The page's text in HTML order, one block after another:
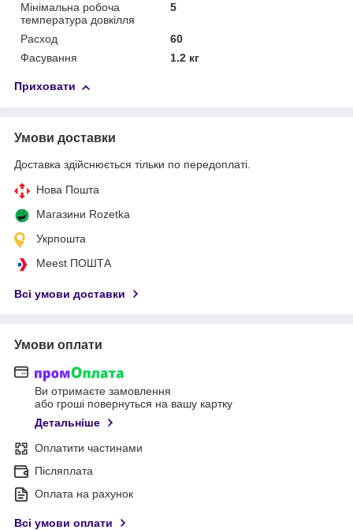
Мінімальна робоча
температура довкілля
5
Расход
60
Фасування
1.2 кг
Приховати
Умови доставки
Доставка здійснюється тільки по передоплаті.
Нова Пошта
Магазини Rozetka
Укрпошта
Meest ПОШТА
Всі умови доставки
Умови оплати
Ви отримаєте замовлення
або гроші повернуться на вашу картку
Детальніше
Оплатити частинами
Післяплата
Оплата на рахунок
Всі умови оплати